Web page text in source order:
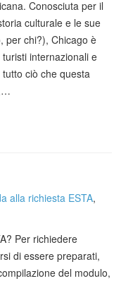
Conosciuta per il
culturale e le sue
per chi?), Chicago è
internazionali e
ciò che questa
alla richiesta ESTA,
Per richiedere
di essere preparati,
del modulo,